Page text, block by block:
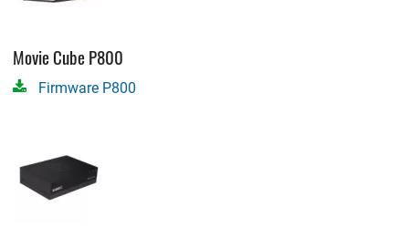
Movie Cube P800
Firmware P800